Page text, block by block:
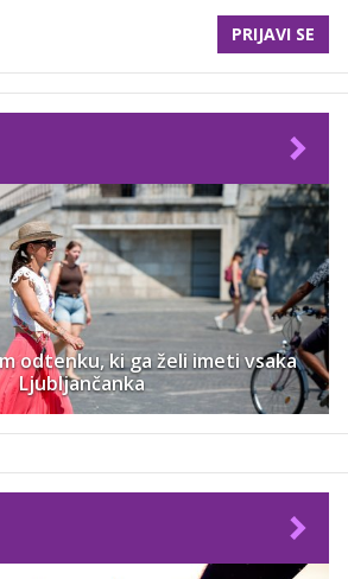
PRIJAVI SE
odtenku, ki ga želi imeti vsaka
Ljubljančanka